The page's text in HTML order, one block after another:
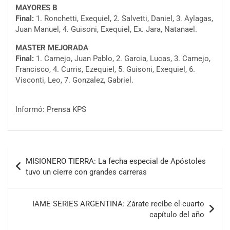
MAYORES B
Final: 1. Ronchetti, Exequiel, 2. Salvetti, Daniel, 3. Aylagas,
Juan Manuel, 4. Guisoni, Exequiel, Ex. Jara, Natanael.
MASTER MEJORADA
Final: 1. Camejo, Juan Pablo, 2. Garcia, Lucas, 3. Camejo,
Francisco, 4. Curris, Ezequiel, 5. Guisoni, Exequiel, 6.
Visconti, Leo, 7. Gonzalez, Gabriel.
Informó: Prensa KPS
de
entradas
MISIONERO TIERRA: La fecha especial de Apóstoles
tuvo un cierre con grandes carreras
IAME SERIES ARGENTINA: Zárate recibe el cuarto
capítulo del año
IAME SERIES ARGENTINA 6
Ramiro Tot (Asfalto)
KDO - F6